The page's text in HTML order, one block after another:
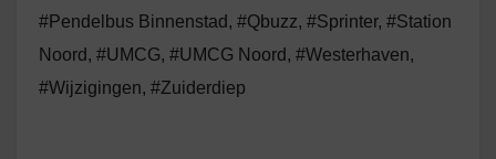
#Pendelbus Binnenstad , #Qbuzz, #Sprinter, #Station
Noord , #UMCG, #UMCG Noord , #Westerhaven,
#Wijzigingen, #Zuiderdiep